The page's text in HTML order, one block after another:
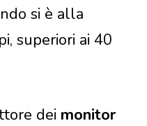
si è alla
superiori ai 40
dei monitor